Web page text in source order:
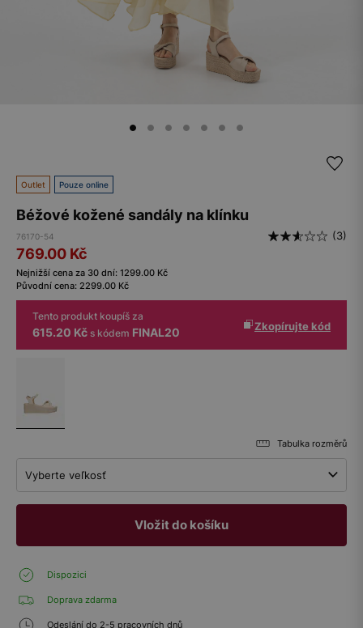
Outlet Pouze online
Béžové kožené sandály na klínku
76170-54 (3)
769.00 Kč
Nejnižší cena za 30 dní: 1299.00 Kč
Původní cena: 2299.00 Kč
Tento produkt koupíš za
615.20 Kč s kódem FINAL20 Zkopírujte kód
Tabulka rozměrů
Vyberte veľkosť
Vložit do košíku
Dispozici
Doprava zdarma
Odeslání do 2-5 pracovních dnů